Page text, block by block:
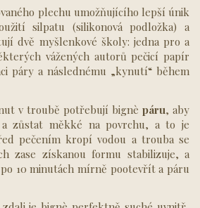
plechu umožňujícího lepší únik
silpatu (silikonová podložka) a
dvě myšlenkové školy: jedna pro a
vážených autorů pečicí papír
páry a následnému „kynutí“ během
v troubě potřebují bignè páru, aby
zůstat měkké na povrchu, a to je
pečením kropí vodou a trouba se
zase získanou formu stabilizuje, a
10 minutách mírně pootevřít a páru